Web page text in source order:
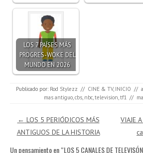
LOS 7 PAÍSES MÁS
PROGRES-WOKE DEL
MUNDO EN 2026
Publicado por: Rod Stylezz // CINE & TV, INICIO //
mas antiguo,cbs, nbc,television,tf1 //
Navegación de entradas
← LOS 5 PERIÓDICOS MÁS
ANTIGUOS DE LA HISTORIA
VIAJE
Un pensamiento en “LOS 5 CANALES DE